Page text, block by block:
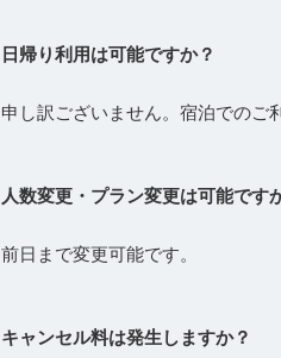
日帰り利用は可能ですか？
申し訳ございません。宿泊でのご
人数変更・プラン変更は可能です
前日まで変更可能です。
キャンセル料は発生しますか？